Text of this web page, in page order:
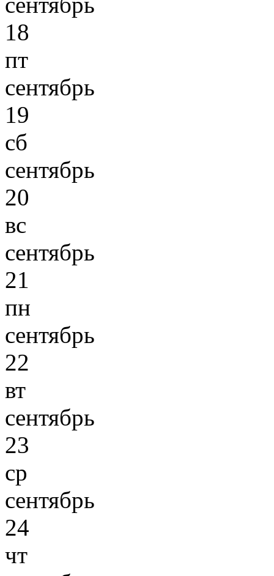
18
пт
сентябрь
19
сб
сентябрь
20
вс
сентябрь
21
пн
сентябрь
22
вт
сентябрь
23
ср
сентябрь
24
чт